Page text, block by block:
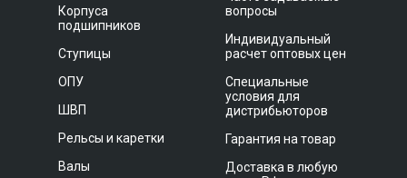
Корпуса
подшипников
Ступицы
ОПУ
ШВП
Рельсы и каретки
Валы
вопросы
Индивидуальный
расчет оптовых цен
Специальные
условия для
дистрибьюторов
Гарантия на товар
Доставка в любую